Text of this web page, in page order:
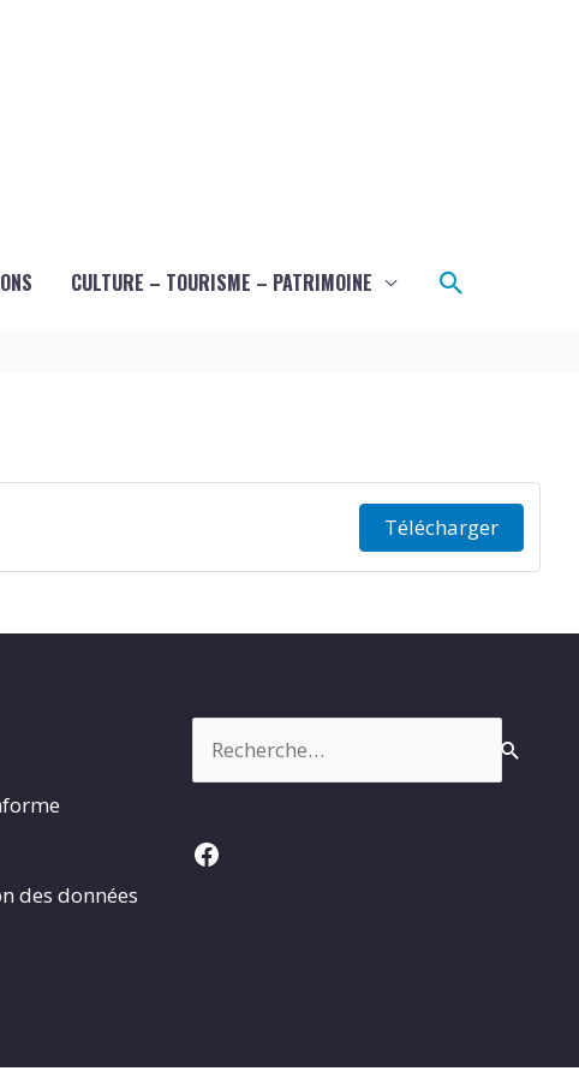
CULTURE – TOURISME – PATRIMOINE
Télécharger
des données
Facebook